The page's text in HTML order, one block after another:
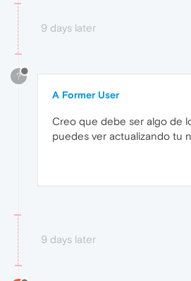
9 days later
?
A Former User
Creo que debe ser algo de
puedes ver actualizando tu
9 days later